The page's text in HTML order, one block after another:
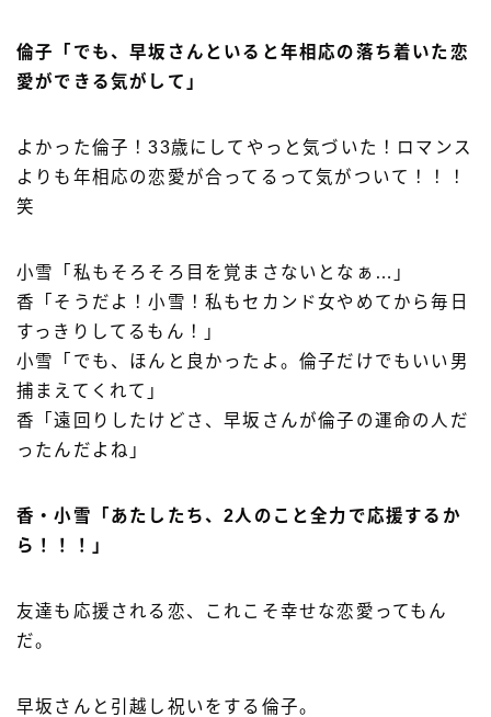
倫子「でも、早坂さんといると年相応の落ち着いた恋
愛ができる気がして」
よかった倫子！33歳にしてやっと気づいた！ロマンス
よりも年相応の恋愛が合ってるって気がついて！！！
笑
小雪「私もそろそろ目を覚まさないとなぁ…」
香「そうだよ！小雪！私もセカンド女やめてから毎日
すっきりしてるもん！」
小雪「でも、ほんと良かったよ。倫子だけでもいい男
捕まえてくれて」
香「遠回りしたけどさ、早坂さんが倫子の運命の人だ
ったんだよね」
香・小雪「あたしたち、2人のこと全力で応援するか
ら！！！」
友達も応援される恋、これこそ幸せな恋愛ってもん
だ。
早坂さんと引越し祝いをする倫子。